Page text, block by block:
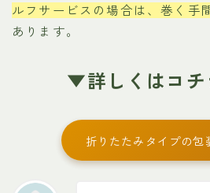
ルフサービスの場合は、巻く手
あります。
▼詳しくはコ
折りたたみタイプの包